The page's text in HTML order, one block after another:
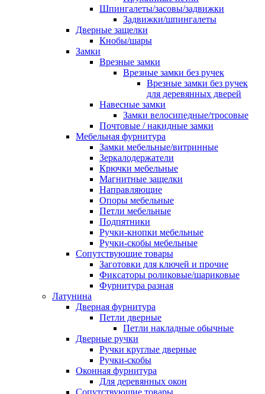
Шпингалеты/засовы/задвижки
Задвижки/шпингалеты
Дверные защелки
Кнобы/шары
Замки
Врезные замки
Врезные замки без ручек
Врезные замки без ручек
для деревянных дверей
Навесные замки
Замки велосипедные/тросовые
Почтовые / накидные замки
Мебельная фурнитура
Замки мебельные/витринные
Зеркалодержатели
Крючки мебельные
Магнитные защелки
Направляющие
Опоры мебельные
Петли мебельные
Подпятники
Ручки-кнопки мебельные
Ручки-скобы мебельные
Сопутствующие товары
Заготовки для ключей и прочие
Фиксаторы роликовые/шариковые
Фурнитура разная
Латунина
Дверная фурнитура
Петли дверные
Петли накладные обычные
Дверные ручки
Ручки круглые дверные
Ручки-скобы
Оконная фурнитура
Для деревянных окон